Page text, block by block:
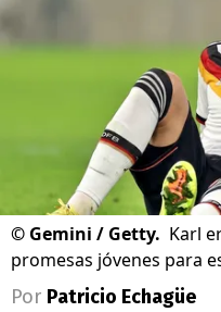
© Gemini / Getty. Karl
promesas jóvenes para
Por Patricio Echagüe